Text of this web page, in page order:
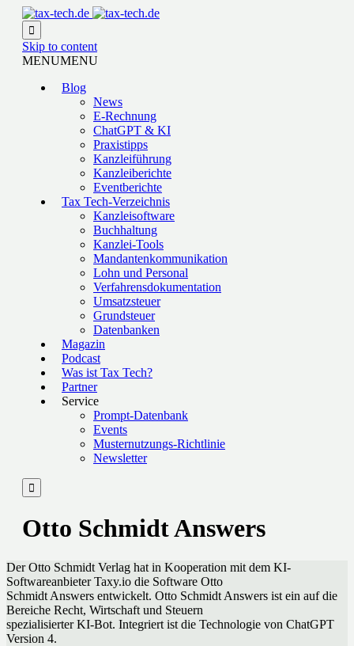

Skip to content
MENUMENU
Blog
News
E-Rechnung
ChatGPT & KI
Praxistipps
Kanzleiführung
Kanzleiberichte
Eventberichte
Tax Tech-Verzeichnis
Kanzleisoftware
Buchhaltung
Kanzlei-Tools
Mandantenkommunikation
Lohn und Personal
Verfahrensdokumentation
Umsatzsteuer
Grundsteuer
Datenbanken
Magazin
Podcast
Was ist Tax Tech?
Partner
Service
Prompt-Datenbank
Events
Musternutzungs-Richtlinie
Newsletter

Otto Schmidt Answers
Der Otto Schmidt Verlag hat in Kooperation mit dem KI-
Softwareanbieter Taxy.io die Software Otto
Schmidt Answers entwickelt. Otto Schmidt Answers ist ein auf die
Bereiche Recht, Wirtschaft und Steuern
spezialisierter KI-Bot. Integriert ist die Technologie von ChatGPT
Version 4.